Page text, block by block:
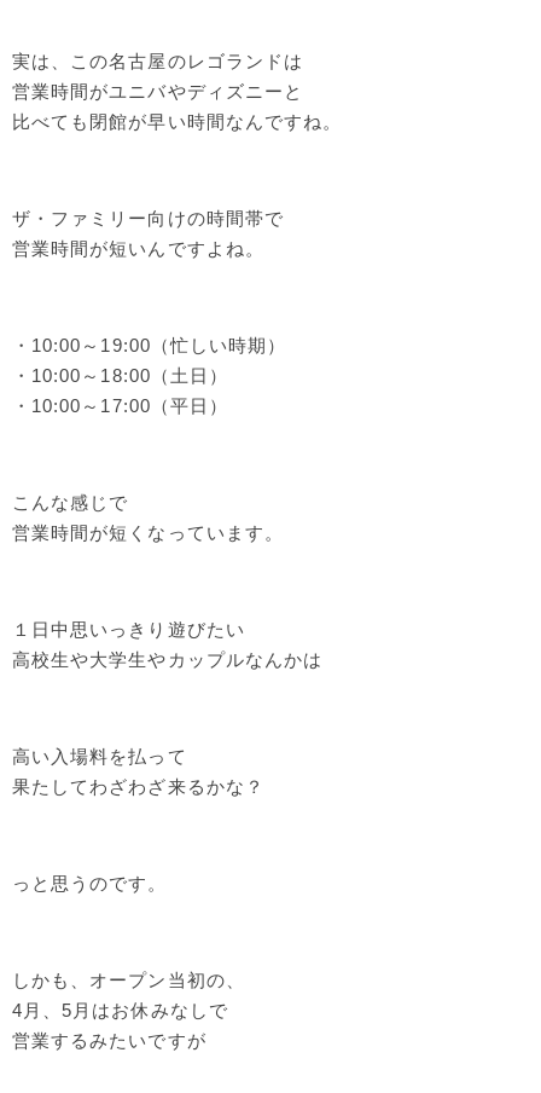
実は、この名古屋のレゴランドは
営業時間がユニバやディズニーと
比べても閉館が早い時間なんですね。
ザ・ファミリー向けの時間帯で
営業時間が短いんですよね。
・10:00～19:00（忙しい時期）
・10:00～18:00（土日）
・10:00～17:00（平日）
こんな感じで
営業時間が短くなっています。
１日中思いっきり遊びたい
高校生や大学生やカップルなんかは
高い入場料を払って
果たしてわざわざ来るかな？
っと思うのです。
しかも、オープン当初の、
4月、5月はお休みなしで
営業するみたいですが